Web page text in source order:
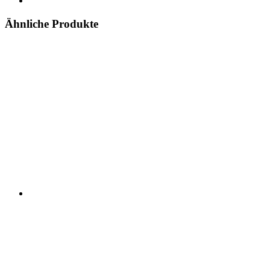
Ähnliche Produkte